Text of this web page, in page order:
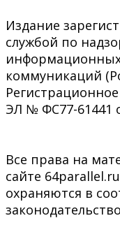
Издание
службой по
коммуникаций
ЭЛ № ФС77-61441
Все права на
сайте
охраняются в